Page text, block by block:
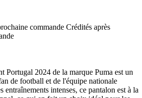
commande Crédités après
Portugal 2024 de la marque Puma est un
de football et de l'équipe nationale
entraînements intenses, ce pantalon est à la